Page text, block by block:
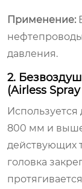
Применение:
давления.
2.
(Airless
800 мм и
действующих
головка